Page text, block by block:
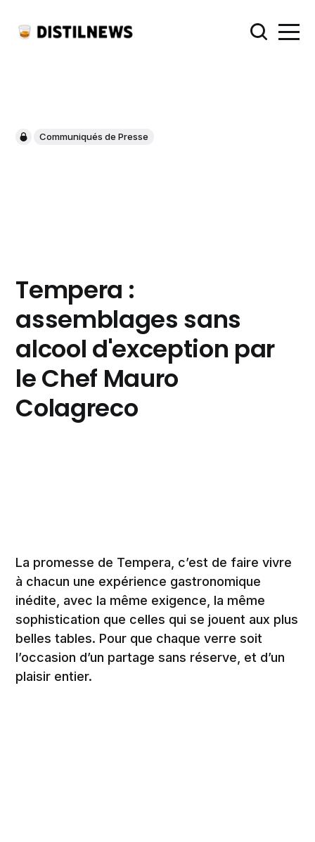
Communiqués de Presse
Tempera :
assemblages sans
alcool d'exception par
le Chef Mauro
Colagreco
La promesse de Tempera, c’est de faire vivre
à chacun une expérience gastronomique
inédite, avec la même exigence, la même
sophistication que celles qui se jouent aux plus
belles tables. Pour que chaque verre soit
l’occasion d’un partage sans réserve, et d’un
plaisir entier.